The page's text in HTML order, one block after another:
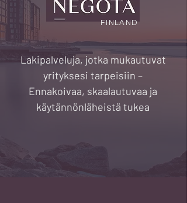
FINLAND
Lakipalveluja, jotka mukautuvat
yrityksesi tarpeisiin –
Ennakoivaa, skaalautuvaa ja
käytännönläheistä tukea